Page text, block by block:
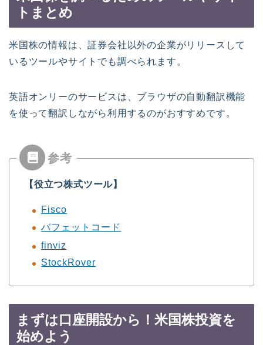
トまとめ
米国株の情報は、証券会社以外の企業がリリースして
いるツールやサイトでも調べられます。
英語オンリーのサービスは、ブラウザの自動翻訳機能
を使って翻訳しながら利用するのがおすすめです。
【役立つ株式ツール】
Fisco
バフェットコード
finviz
StockRover
まずは口座開設から！米国株投資を
始めよう